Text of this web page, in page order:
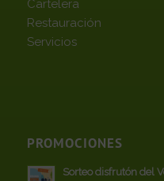
Cartelera
Restauración
Servicios
PROMOCIONES
Sorteo disfrutón del